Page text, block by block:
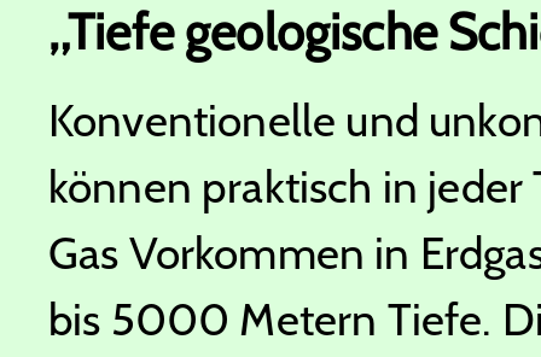
„Tiefe geologische
Konventionelle und
können praktisch in
Gas Vorkommen in
bis 5000 Metern Tiefe.